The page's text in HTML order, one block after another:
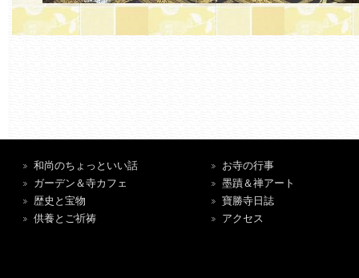
和尚のちょっといい話
ガーデン＆寺カフェ
歴史と宝物
供養とご祈祷
お寺の行事
墨蹟＆禅アート
寶勝寺日誌
アクセス